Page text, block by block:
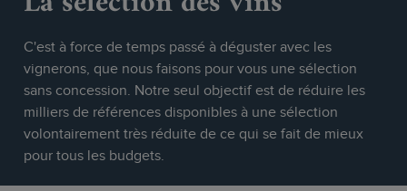
C'est à force de temps passé à déguster avec les
vignerons, que nous faisons pour vous une sélection
sans concession. Notre seul objectif est de réduire les
milliers de références disponibles à une sélection
volontairement très réduite de ce qui se fait de mieux
pour tous les budgets.